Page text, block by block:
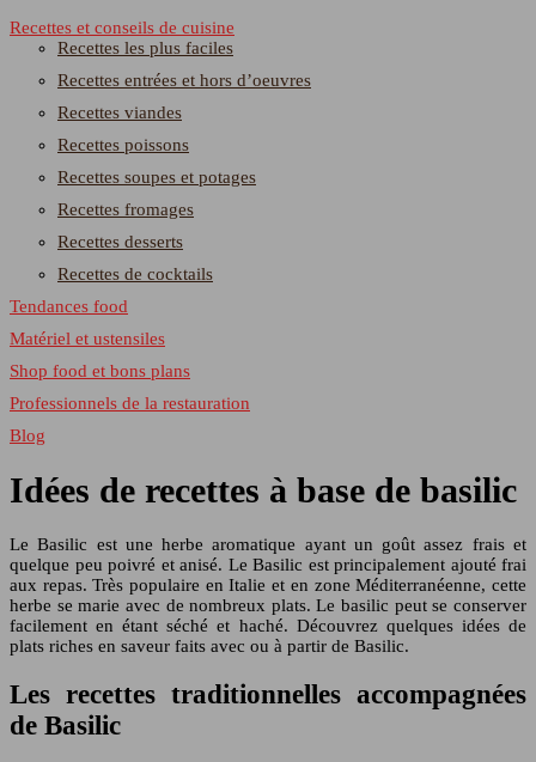
Recettes et conseils de cuisine
Recettes les plus faciles
Recettes entrées et hors d’oeuvres
Recettes viandes
Recettes poissons
Recettes soupes et potages
Recettes fromages
Recettes desserts
Recettes de cocktails
Tendances food
Matériel et ustensiles
Shop food et bons plans
Professionnels de la restauration
Blog
Idées de recettes à base de basilic
Le Basilic est une herbe aromatique ayant un goût assez frais et
quelque peu poivré et anisé. Le Basilic est principalement ajouté frai
aux repas. Très populaire en Italie et en zone Méditerranéenne, cette
herbe se marie avec de nombreux plats. Le basilic peut se conserver
facilement en étant séché et haché. Découvrez quelques idées de
plats riches en saveur faits avec ou à partir de Basilic.
Les recettes traditionnelles accompagnées
de Basilic